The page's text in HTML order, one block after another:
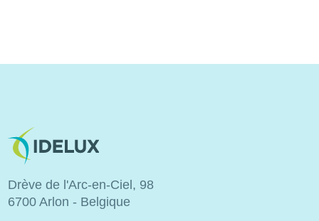
Image
Drève de l'Arc-en-Ciel, 98
6700 Arlon - Belgique